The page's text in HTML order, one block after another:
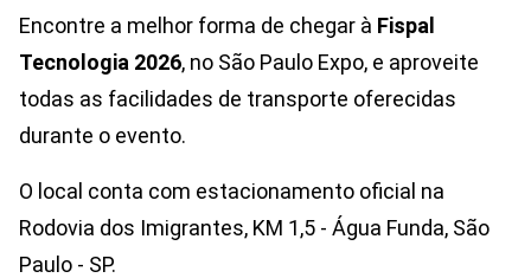
Encontre a melhor forma de chegar à Fispal
Tecnologia 2026, no São Paulo Expo, e aproveite
todas as facilidades de transporte oferecidas
durante o evento.
O local conta com estacionamento oficial na
Rodovia dos Imigrantes, KM 1,5 - Água Funda, São
Paulo - SP.